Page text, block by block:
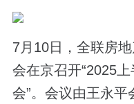
7月10日，全联房
会在京召开“2025
会”。会议由王永